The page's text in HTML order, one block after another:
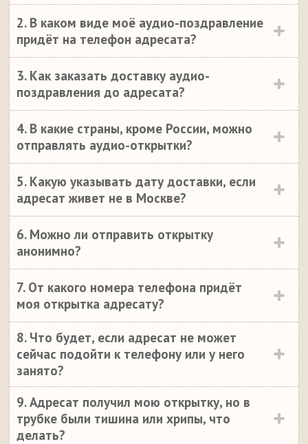
2. В каком виде моё аудио-поздравление
придёт на телефон адресата?
3. Как заказать доставку аудио-
поздравления до адресата?
4. В какие страны, кроме России, можно
отправлять аудио-открытки?
5. Какую указывать дату доставки, если
адресат живет не в Москве?
6. Можно ли отправить открытку
анонимно?
7. От какого номера телефона придёт
моя открытка адресату?
8. Что будет, если адресат не может
сейчас подойти к телефону или у него
занято?
9. Адресат получил мою открытку, но в
трубке были тишина или хрипы, что
делать?